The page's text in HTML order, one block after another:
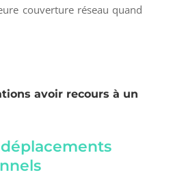
couverture réseau quand
avoir recours à un